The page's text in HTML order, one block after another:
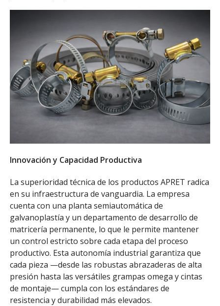
Innovación y Capacidad Productiva
La superioridad técnica de los productos APRET radica
en su infraestructura de vanguardia. La empresa
cuenta con una planta semiautomática de
galvanoplastía y un departamento de desarrollo de
matricería permanente, lo que le permite mantener
un control estricto sobre cada etapa del proceso
productivo. Esta autonomía industrial garantiza que
cada pieza —desde las robustas abrazaderas de alta
presión hasta las versátiles grampas omega y cintas
de montaje— cumpla con los estándares de
resistencia y durabilidad más elevados.